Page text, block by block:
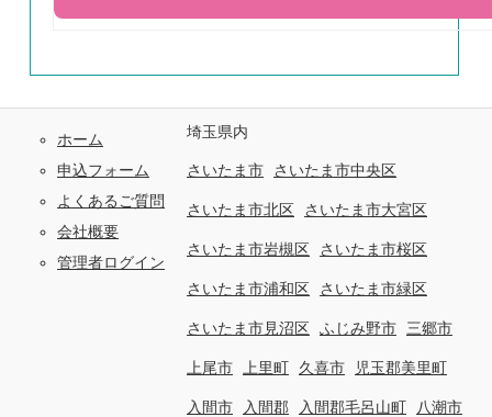
ホーム
申込フォーム
よくあるご質問
会社概要
管理者ログイン
埼玉県内
さいたま市 さいたま市中央区
さいたま市北区 さいたま市大宮区
さいたま市岩槻区 さいたま市桜区
さいたま市浦和区 さいたま市緑区
さいたま市見沼区 ふじみ野市 三郷市
上尾市 上里町 久喜市 児玉郡美里町
入間市 入間郡 入間郡毛呂山町 八潮市